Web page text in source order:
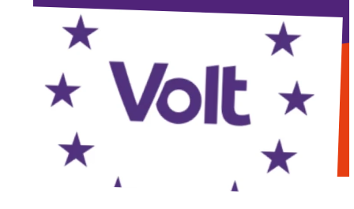
energie en vooral: rust. Met het
initiatiefvoorstel Geld voor U wil Volt
Utrecht dat fundamenteel anders doen.